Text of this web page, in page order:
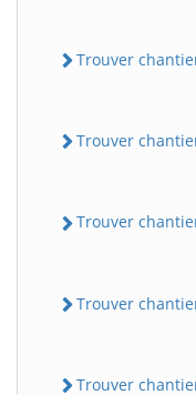
Trouver
Trouver
Trouver
Trouver
Trouver